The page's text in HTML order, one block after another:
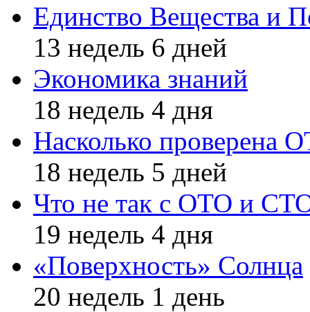
Единство Вещества и
13 недель 6 дней
Экономика знаний
18 недель 4 дня
Насколько проверена
18 недель 5 дней
Что не так с ОТО и
19 недель 4 дня
«Поверхность» Солнца
20 недель 1 день